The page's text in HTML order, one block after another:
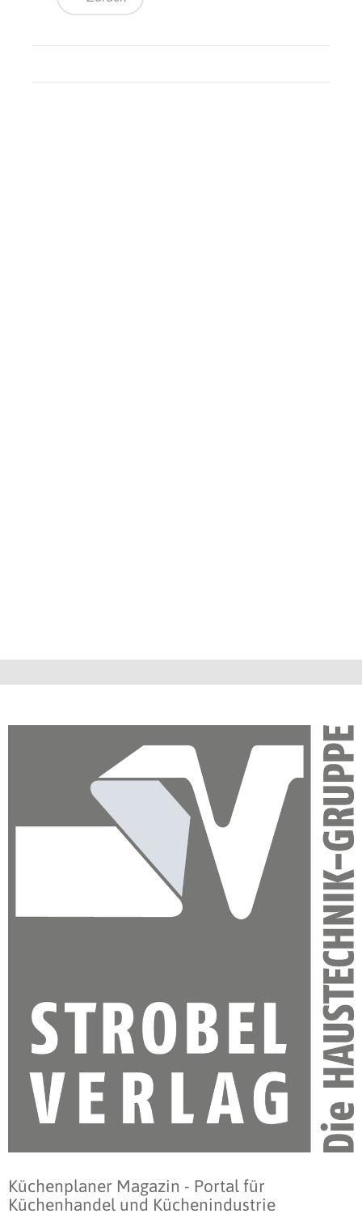
Küchenplaner Magazin - Portal für
Küchenhandel und Küchenindustrie